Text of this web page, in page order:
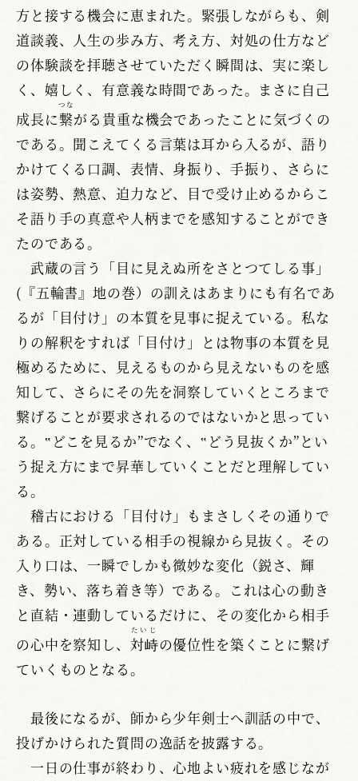
方と接する機会に恵まれた。緊張しながらも、剣
道談義、人生の歩み方、考え方、対処の仕方など
の体験談を拝聴させていただく瞬間は、実に楽し
く、嬉しく、有意義な時間であった。まさに自己
成長に繋
つな
がる貴重な機会であったことに気づくの
である。聞こえてくる言葉は耳から入るが、語り
かけてくる口調、表情、身振り、手振り、さらに
は姿勢、熱意、迫力など、目で受け止めるからこ
そ語り手の真意や人柄までを感知することができ
たのである。
武蔵の言う「目に見えぬ所をさとつてしる事」
(『五輪書』地の巻）の訓えはあまりにも有名であ
るが「目付け」の本質を見事に捉えている。私な
りの解釈をすれば「目付け」とは物事の本質を見
極めるために、見えるものから見えないものを感
知して、さらにその先を洞察していくところまで
繋げることが要求されるのではないかと思ってい
る。‟どこを見るか”でなく、‟どう見抜くか”とい
う捉え方にまで昇華していくことだと理解してい
る。
稽古における「目付け」もまさしくその通りで
ある。正対している相手の視線から見抜く。その
入り口は、一瞬でしかも微妙な変化（鋭さ、輝
き、勢い、落ち着き等）である。これは心の動き
と直結・連動しているだけに、その変化から相手
の心中を察知し、 対峙
たいじ
の優位性を築くことに繋げ
ていくものとなる。
最後になるが、師から少年剣士へ訓話の中で、
投げかけられた質問の逸話を披露する。
一日の仕事が終わり、心地よい疲れを感じなが